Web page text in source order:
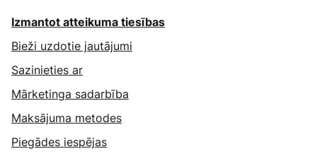
Izmantot atteikuma tiesības
Bieži uzdotie jautājumi
Sazinieties ar
Mārketinga sadarbība
Maksājuma metodes
Piegādes iespējas